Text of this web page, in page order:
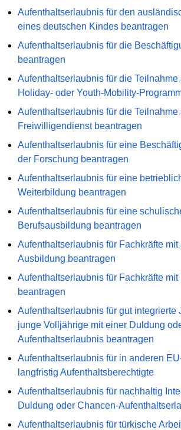
Aufenthaltserlaubnis für den
eines deutschen Kindes beantragen
Aufenthaltserlaubnis für die
beantragen
Aufenthaltserlaubnis für die Teilnahme
Holiday- oder Youth-Mobility-
Aufenthaltserlaubnis für die Teilnahme
Freiwilligendienst beantragen
Aufenthaltserlaubnis für eine
der Forschung beantragen
Aufenthaltserlaubnis für eine
Weiterbildung beantragen
Aufenthaltserlaubnis für eine
Berufsausbildung beantragen
Aufenthaltserlaubnis für Fachkräfte
Ausbildung beantragen
Aufenthaltserlaubnis für Fachkräfte
beantragen
Aufenthaltserlaubnis für gut integrierte
junge Volljährige mit einer Duldung
Aufenthaltserlaubnis beantragen
Aufenthaltserlaubnis für in anderen
langfristig Aufenthaltsberechtigte
Aufenthaltserlaubnis für nachhaltig
Duldung oder Chancen-
Aufenthaltserlaubnis für türkische